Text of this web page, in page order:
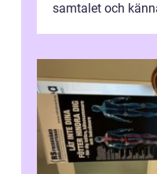
samtalet och